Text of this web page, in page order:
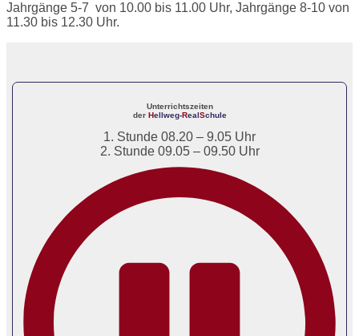
Jahrgänge 5-7 von 10.00 bis 11.00 Uhr, Jahrgänge 8-10 von
11.30 bis 12.30 Uhr.
Unterrichtszeiten
der Hellweg-RealSchule
1. Stunde 08.20 – 9.05 Uhr
2. Stunde 09.05 – 09.50 Uhr